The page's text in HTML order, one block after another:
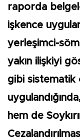
raporda
işkence
yerleşimci-
yakın ilişkiyi
gibi sistematik
hem de